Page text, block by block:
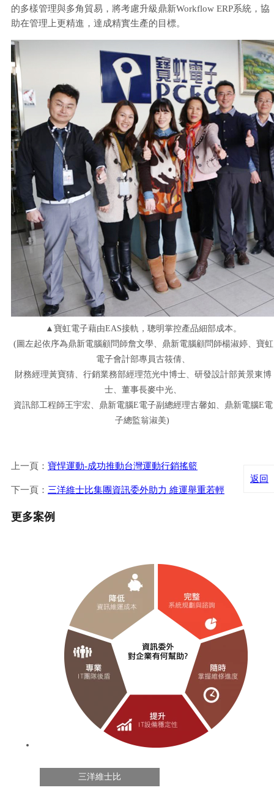
的多樣管理與多角貿易，將考慮升級鼎新Workflow ERP系統，協
助在管理上更精進，達成精實生產的目標。
▲寶虹電子藉由EAS接軌，聰明掌控產品細部成本。
(圖左起依序為鼎新電腦顧問師詹文學、鼎新電腦顧問師楊淑婷、寶虹
電子會計部專員古筱倩、
財務經理黃寶猜、行銷業務部經理范光中博士、研發設計部黃景東博
士、董事長麥中光、
資訊部工程師王宇宏、鼎新電腦E電子副總經理古馨如、鼎新電腦E電
子總監翁淑美)
上一頁： 寶悍運動-成功推動台灣運動行銷搖籃
下一頁： 三洋維士比集團資訊委外助力 維運舉重若輕
返回
更多案例
三洋維士比